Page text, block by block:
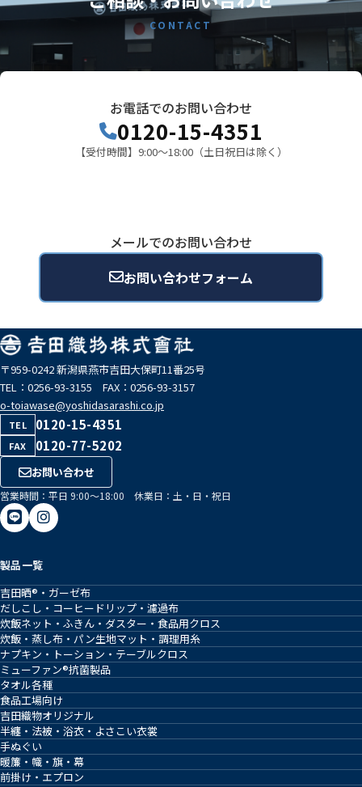
CONTACT
お電話でのお問い合わせ
0120-15-4351
【受付時間】9:00～18:00（土日祝日は除く）
メールでのお問い合わせ
お問い合わせフォーム
〒959-0242 新潟県燕市吉田大保町11番25号
TEL：0256-93-3155 FAX：0256-93-3157
o-toiawase@yoshidasarashi.co.jp
TEL 0120-15-4351
FAX 0120-77-5202
お問い合わせ
営業時間：平日 9:00〜18:00 休業日：土・日・祝日
製品一覧
吉田晒®・ガーゼ布
だしこし・コーヒードリップ・濾過布
炊飯ネット・ふきん・ダスター・食品用クロス
炊飯・蒸し布・パン生地マット・調理用糸
ナプキン・トーション・テーブルクロス
ミューファン®抗菌製品
タオル各種
食品工場向け
吉田織物オリジナル
半纏・法被・浴衣・よさこい衣裳
手ぬぐい
暖簾・幟・旗・幕
前掛け・エプロン